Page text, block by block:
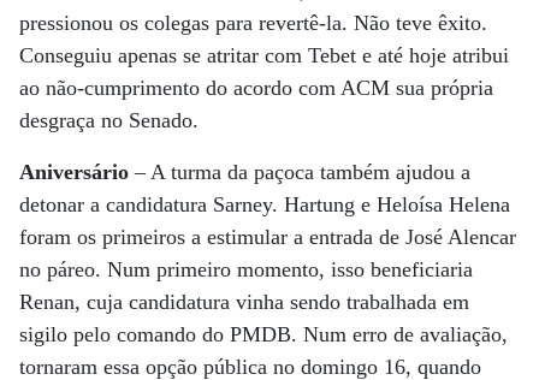
pressionou os colegas para revertê-la. Não teve êxito.
Conseguiu apenas se atritar com Tebet e até hoje atribui
ao não-cumprimento do acordo com ACM sua própria
desgraça no Senado.
Aniversário – A turma da paçoca também ajudou a
detonar a candidatura Sarney. Hartung e Heloísa Helena
foram os primeiros a estimular a entrada de José Alencar
no páreo. Num primeiro momento, isso beneficiaria
Renan, cuja candidatura vinha sendo trabalhada em
sigilo pelo comando do PMDB. Num erro de avaliação,
tornaram essa opção pública no domingo 16, quando